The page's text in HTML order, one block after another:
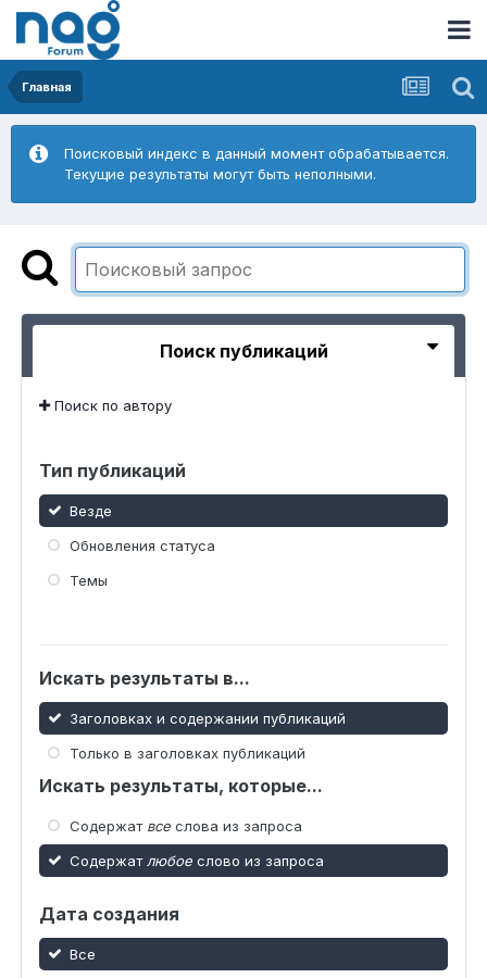
Главная
Поисковый индекс в данный момент обрабатывается.
Текущие результаты могут быть неполными.
Поиск публикаций
Поиск по автору
Тип публикаций
Везде
Обновления статуса
Темы
Искать результаты в...
Заголовках и содержании публикаций
Только в заголовках публикаций
Искать результаты, которые...
Содержат все слова из запроса
Содержат любое слово из запроса
Дата создания
Все